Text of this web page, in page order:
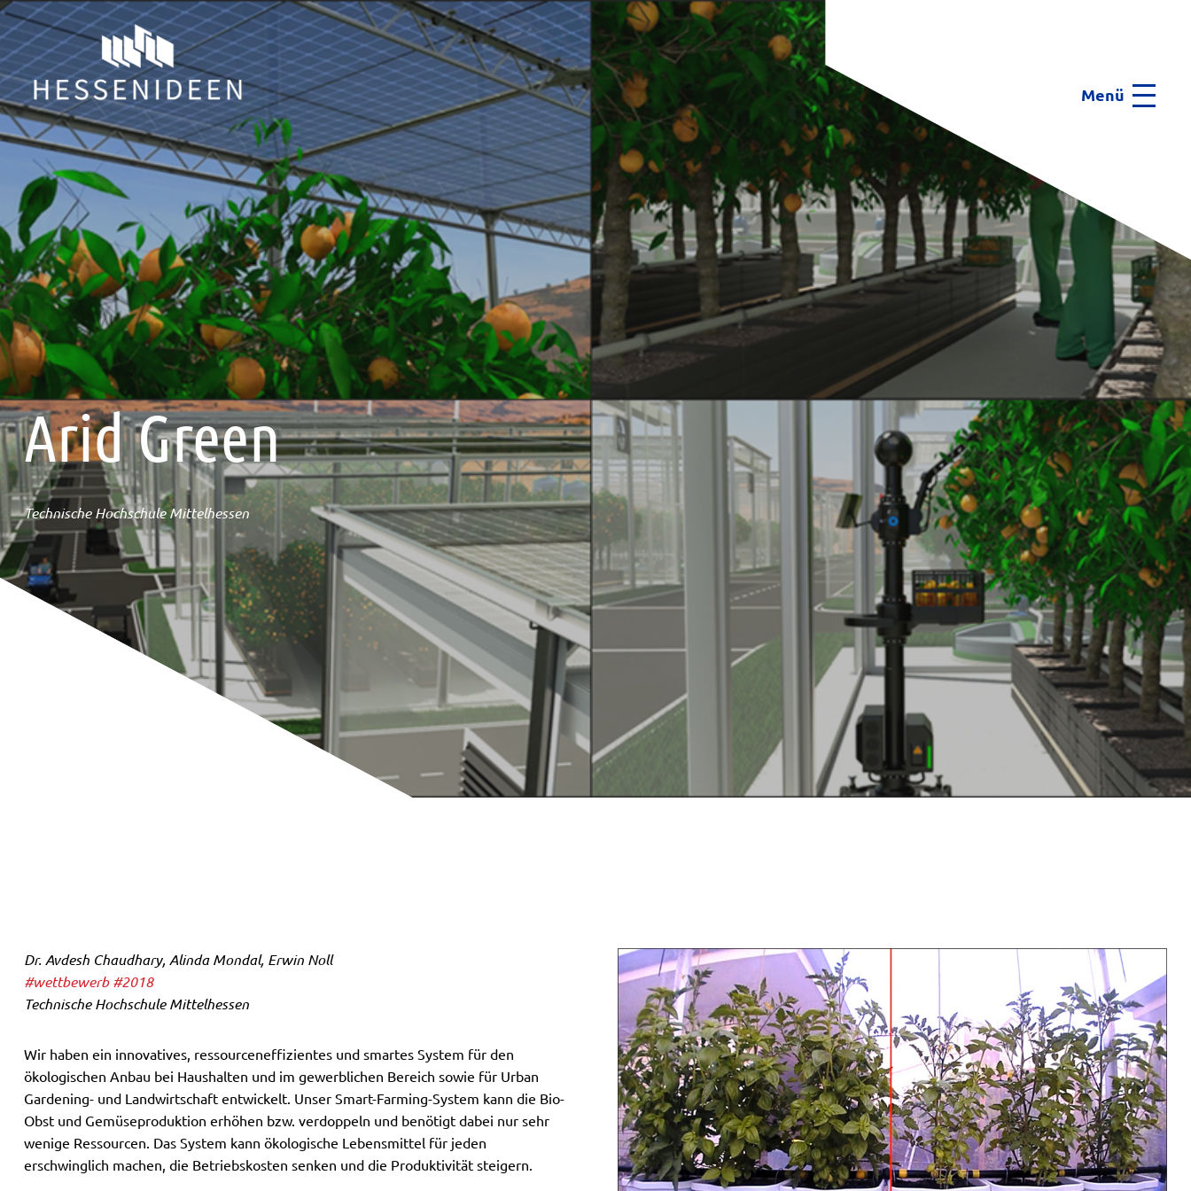
Menü Menu
Arid Green
Technische Hochschule Mittelhessen
Dr. Avdesh Chaudhary, Alinda Mondal, Erwin Noll
#wettbewerb #2018
Technische Hochschule Mittelhessen
Wir haben ein innovatives, ressourceneffizientes und smartes System für den
ökologischen Anbau bei Haushalten und im gewerblichen Bereich sowie für Urban
Gardening- und Landwirtschaft entwickelt. Unser Smart-Farming-System kann die Bio-
Obst und Gemüseproduktion erhöhen bzw. verdoppeln und benötigt dabei nur sehr
wenige Ressourcen. Das System kann ökologische Lebensmittel für jeden
erschwinglich machen, die Betriebskosten senken und die Produktivität steigern.